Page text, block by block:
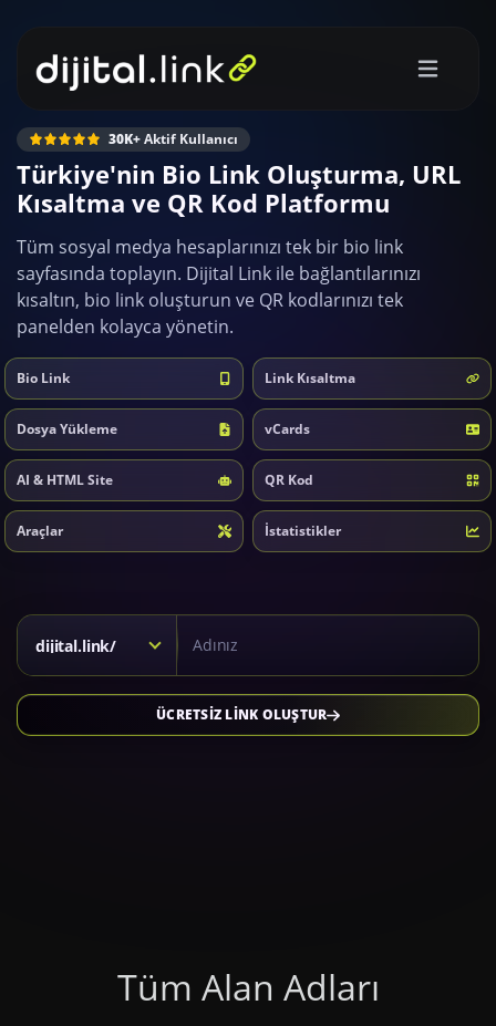
30K+Aktif Kullanıcı
Türkiye'nin Bio Link Oluşturma, URL
Kısaltma ve QR Kod Platformu
Tüm sosyal medya hesaplarınızı tek bir bio link
sayfasında toplayın. Dijital Link ile bağlantılarınızı
kısaltın, bio link oluşturun ve QR kodlarınızı tek
panelden kolayca yönetin.
Bio Link Link Kısaltma
Dosya Yükleme vCards
AI & HTML Site QR Kod
Araçlar İstatistikler
Kısa link için alan adı seçiniz
dijital.link/
ÜCRETSİZ LİNK OLUŞTUR
Tüm Alan Adları